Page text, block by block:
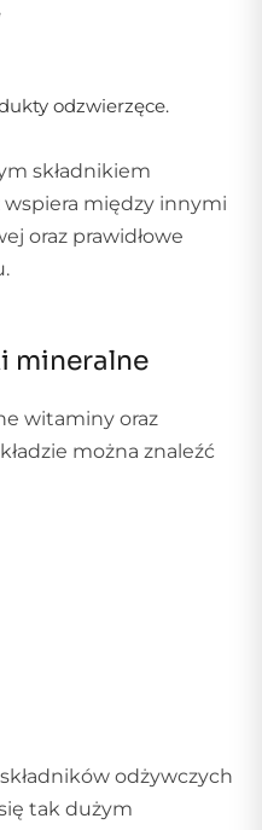
odzwierzęce.
składnikiem
między innymi
oraz prawidłowe
mineralne
witaminy oraz
można znaleźć
odżywczych
tak dużym